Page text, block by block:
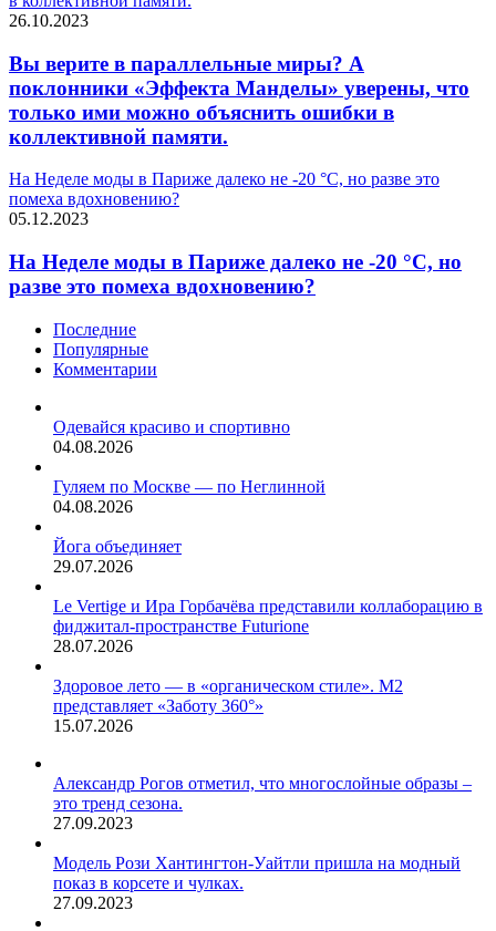
26.10.2023
Вы верите в параллельные миры? А
поклонники «Эффекта Манделы» уверены, что
только ими можно объяснить ошибки в
коллективной памяти.
На Неделе моды в Париже далеко не -20 °С, но разве это
помеха вдохновению?
05.12.2023
На Неделе моды в Париже далеко не -20 °С, но
разве это помеха вдохновению?
Последние
Популярные
Комментарии
Одевайся красиво и спортивно
04.08.2026
Гуляем по Москве — по Неглинной
04.08.2026
Йога объединяет
29.07.2026
Le Vertige и Ира Горбачёва представили коллаборацию в
фиджитал-пространстве Futurione
28.07.2026
Здоровое лето — в «органическом стиле». М2
представляет «Заботу 360°»
15.07.2026
Александр Рогов отметил, что многослойные образы –
это тренд сезона.
27.09.2023
Модель Рози Хантингтон-Уайтли пришла на модный
показ в корсете и чулках.
27.09.2023